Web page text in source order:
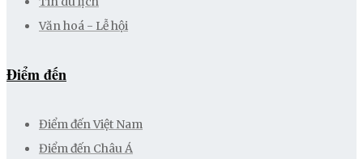
Văn hoá - Lễ hội
Điểm đến
Điểm đến Việt Nam
Điểm đến Châu Á